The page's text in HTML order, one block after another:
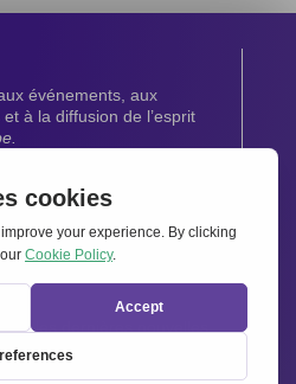
événements, aux
à la diffusion de l’esprit
les dernières nouvelles